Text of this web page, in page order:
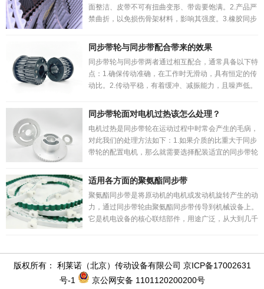
面整洁、皮带不可有扭曲变形、带齿要饱满。2.产品严
禁曲折，以免损伤骨架材料，影响其强度。3.橡胶同步
如强氧化性酸，如浓硫酸等接触。4.尽量避免...
同步带轮与同步带配合带来的效果
同步带轮与同步带两者通过相互配合，通常具备以下特
点：1.确保传动准确，在工作时无滑动，具有恒定的传
动比。2.传动平稳，有着缓冲、减振能力，且噪声低。
护保养方便，不需要润滑，维护费用低。...
同步带轮面对电机过热该怎么处理？
电机过热是同步带轮在运动过程中时常会产生的毛病，
对此我们的处理方法如下：1.如果介质的比重大于同步
带轮的配置电机，那么就需要选择配装适宜的同步带轮
调节得过紧，那么应对压盖或者是机械密封的弹簧...
适用各方面的聚氨酯同步带
聚氨酯同步带是将原动机的电机或发动机旋转产生的动
力，通过同步带轮由聚氨酯同步带传导到机械设备上。
它是机电设备的核心联结部件，用途广泛，从大到几千
同...
版权所有： 利莱诺（北京）传动设备有限公司 京ICP备17002631
号-1
京公网安备 1101120200200号